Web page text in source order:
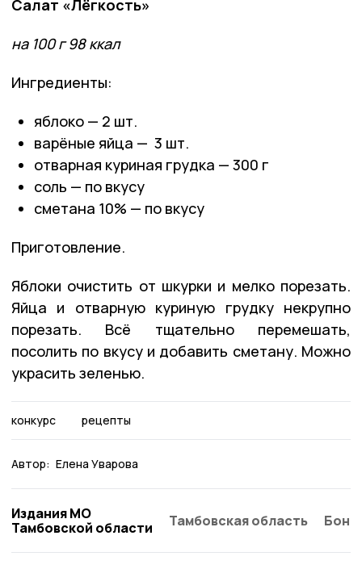
Салат «Лёгкость»
на 100 г 98 ккал
Ингредиенты:
яблоко — 2 шт.
варёные яйца — 3 шт.
отварная куриная грудка — 300 г
соль — по вкусу
сметана 10% — по вкусу
Приготовление.
Яблоки очистить от шкурки и мелко порезать.
Яйца и отварную куриную грудку некрупно
порезать. Всё тщательно перемешать,
посолить по вкусу и добавить сметану. Можно
украсить зеленью.
конкурс рецепты
Автор: Елена Уварова
Издания МО
Тамбовской области
Тамбовская область